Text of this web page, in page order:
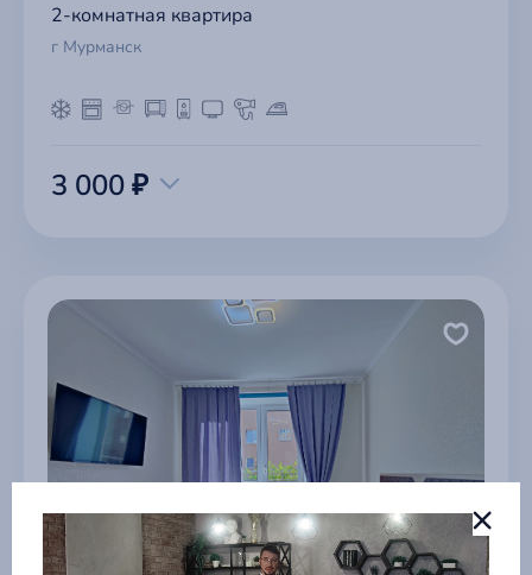
2-комнатная квартира
г Мурманск
3 000 ₽